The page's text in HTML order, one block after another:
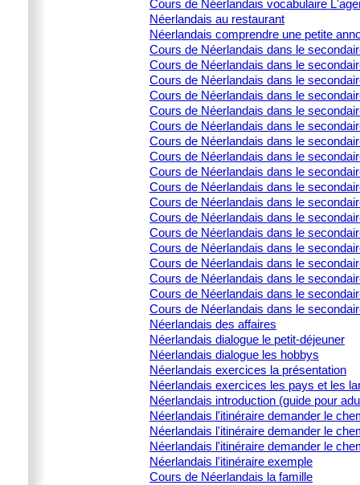
Cours de Néerlandais vocabulaire
Néerlandais au restaurant
Néerlandais comprendre une petite
Cours de Néerlandais dans le
Cours de Néerlandais dans le
Cours de Néerlandais dans le
Cours de Néerlandais dans le
Cours de Néerlandais dans le
Cours de Néerlandais dans le
Cours de Néerlandais dans le
Cours de Néerlandais dans le
Cours de Néerlandais dans le
Cours de Néerlandais dans le
Cours de Néerlandais dans le
Cours de Néerlandais dans le
Cours de Néerlandais dans le
Cours de Néerlandais dans le
Cours de Néerlandais dans le
Cours de Néerlandais dans le
Cours de Néerlandais dans le
Cours de Néerlandais dans le
Néerlandais des affaires
Néerlandais dialogue le petit-déjeuner
Néerlandais dialogue les hobbys
Néerlandais exercices la présentation
Néerlandais exercices les pays et les
Néerlandais introduction (guide pour
Néerlandais l'itinéraire demander le
Néerlandais l'itinéraire demander le
Néerlandais l'itinéraire demander le
Néerlandais l'itinéraire exemple
Cours de Néerlandais la famille